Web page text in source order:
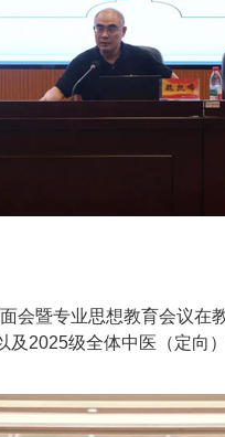
会暨专业思想教育会议在
2025级全体中医（定向